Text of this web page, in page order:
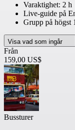
Varaktighet: 2 h
Live-guide på
Grupp på högst
Visa vad som ingår
Från
159,00 US$
Bussturer